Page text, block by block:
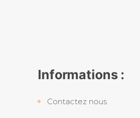
Informations :
Contactez nous